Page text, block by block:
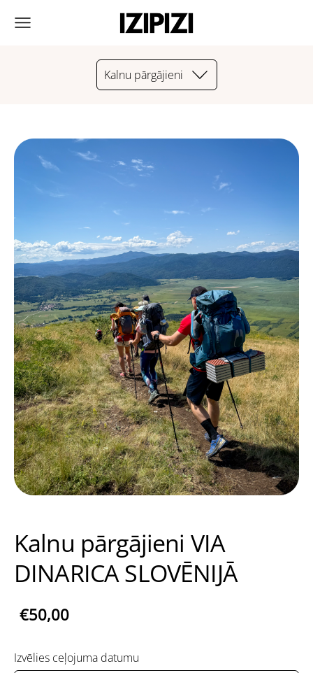
Kalnu pārgājieni
Kalnu pārgājieni VIA
DINARICA SLOVĒNIJĀ
€50,00
Izvēlies ceļojuma datumu